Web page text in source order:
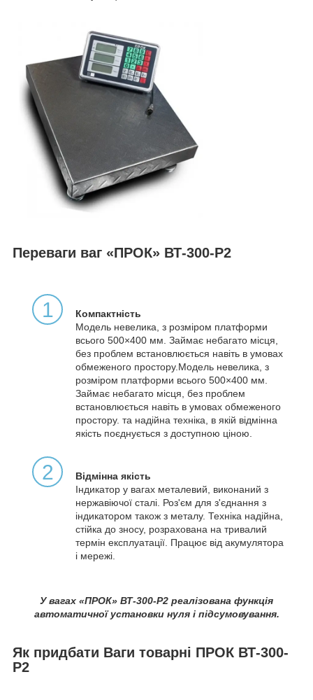
Переваги ваг «ПРОК» ВТ-300-Р2
1
Компактність
Модель невелика, з розміром платформи
всього 500×400 мм. Займає небагато місця,
без проблем встановлюється навіть в умовах
обмеженого простору.Модель невелика, з
розміром платформи всього 500×400 мм.
Займає небагато місця, без проблем
встановлюється навіть в умовах обмеженого
простору. та надійна техніка, в якій відмінна
якість поєднується з доступною ціною.
2
Відмінна якість
Індикатор у вагах металевий, виконаний з
нержавіючої сталі. Роз'єм для з'єднання з
індикатором також з металу. Техніка надійна,
стійка до зносу, розрахована на тривалий
термін експлуатації. Працює від акумулятора
і мережі.
У вагах «ПРОК» ВТ-300-Р2 реалізована функція
автоматичної установки нуля і підсумовування.
Як придбати Ваги товарні ПРОК ВТ-300-
Р2